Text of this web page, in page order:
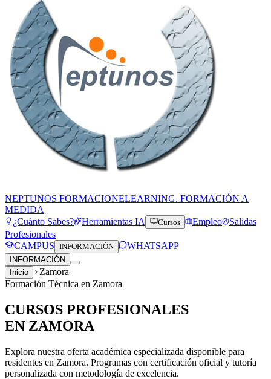
NEPTUNOS FORMACIONELEARNING. FORMACIÓN A
MEDIDA
¿Cuánto Sabes?
Herramientas IA Cursos Empleo
Salidas
Profesionales
CAMPUS INFORMACIÓN WHATSAPP
INFORMACIÓN
Inicio
Zamora
Formación Técnica en Zamora
CURSOS PROFESIONALES
EN ZAMORA
Explora nuestra oferta académica especializada disponible para
residentes en Zamora. Programas con certificación oficial y tutoría
personalizada con metodología de excelencia.